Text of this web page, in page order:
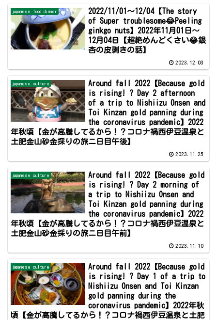
japanese food dinner
2022/11/01～12/04【The story
of Super troublesome😂Peeling
ginkgo nuts】2022年11月01日～
12月04日【超絶めんどくさい😂銀
杏の皮剥きの話】
2023.12.03
japanese culture
Around fall 2022【Because gold
is rising! ? Day 2 afternoon
of a trip to Nishiizu Onsen and
Toi Kinzan gold panning during
the coronavirus pandemic】2022
年秋頃【金が高騰してるから！？コロナ禍西伊豆温泉と
土肥金山砂金採りの旅ニ日目午後】
2023.11.25
japanese culture
Around fall 2022【Because gold
is rising! ? Day 2 morning of
a trip to Nishiizu Onsen and
Toi Kinzan gold panning during
the coronavirus pandemic】2022
年秋頃【金が高騰してるから！？コロナ禍西伊豆温泉と
土肥金山砂金採りの旅ニ日目午前】
2023.11.10
japanese culture
Around fall 2022【Because gold
is rising! ? Day 1 of a trip to
Nishiizu Onsen and Toi Kinzan
gold panning during the
coronavirus pandemic】2022年秋
頃【金が高騰してるから！？コロナ禍西伊豆温泉と土肥